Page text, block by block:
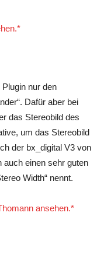
nur den
Dafür aber bei
das Stereobild des
um das Stereobild
der bx_digital V3 von
auch einen sehr guten
Width“ nennt.
ansehen.*